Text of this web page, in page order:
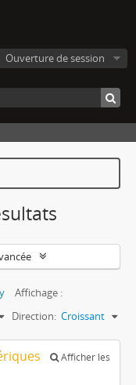
Ouverture de session
Affichage :
Direction: Croissant
Afficher les